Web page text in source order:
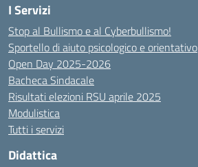
I Servizi
Stop al Bullismo e al Cyberbullismo!
Sportello di aiuto psicologico e orientativo
Open Day 2025-2026
Bacheca Sindacale
Risultati elezioni RSU aprile 2025
Modulistica
Tutti i servizi
Didattica